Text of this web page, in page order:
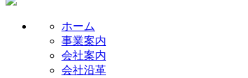
ホーム
事業案内
会社案内
会社沿革